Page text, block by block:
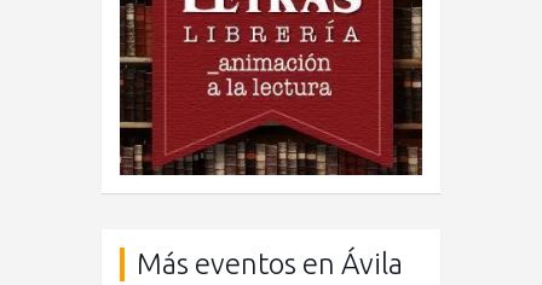
Más eventos en Ávila